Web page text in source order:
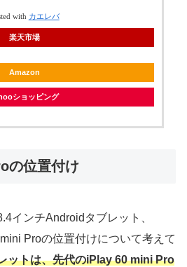
with カエレバ
楽天市場
Amazon
ショッピング
の位置付け
インチAndroidタブレット、
Proの位置付けについて考えて
ットは、先代のiPlay 60 mini Pro